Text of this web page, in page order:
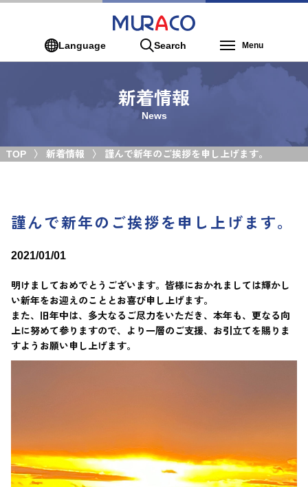
Language Search Menu
新着情報
News
TOP 新着情報 謹んで新年のご挨拶を申し上げます。
謹んで新年のご挨拶を申し上げます。
2021/01/01
明けましておめでとうございます。皆様におかれましては輝かし
い新年をお迎えのこととお喜び申し上げます。
また、旧年中は、多大なるご尽力をいただき、本年も、更なる向
上に努めて参りますので、より一層のご支援、お引立てを賜りま
すようお願い申し上げます。